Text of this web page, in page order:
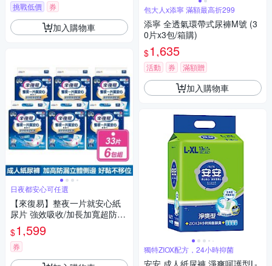
挑戰低價 券
加入購物車
日夜都安心可任選
【來復易】整夜一片就安心紙
尿片 強效吸收/加長加寬超防漏
箱購 款式任選
$1,599
券
包大人x添寧 滿額最高折299
添寧 全透氣環帶式尿褲M號 (3
0片x3包/箱購)
$1,635
活動 券 滿額贈
加入購物車
獨特ZIOX配方，24小時抑菌